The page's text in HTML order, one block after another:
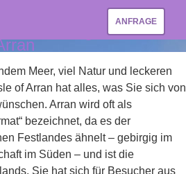
ANFRAGE
&
Meer, viel Natur und leckeren
of Arran hat alles, was Sie sich von
Arran wird oft als
bezeichnet, da es der
Festlandes ähnelt – gebirgig im
im Süden – und ist die
Sie hat sich für Besucher aus